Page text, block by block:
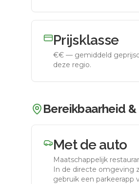
Prijsklasse
€€ — gemiddeld
deze regio.
Bereikbaarheid
Met de auto
Maatschappelijk
In de directe omgeving
gebruik een parkeerapp